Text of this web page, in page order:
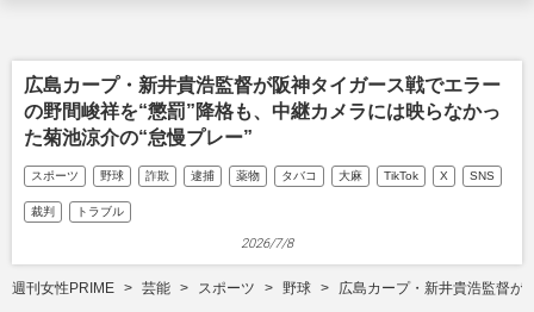
広島カープ・新井貴浩監督が阪神タイガース戦でエラー
の野間峻祥を“懲罰”降格も、中継カメラには映らなかっ
た菊池涼介の“怠慢プレー”
スポーツ 野球 詐欺 逮捕 薬物 タバコ 大麻 TikTok X SNS
裁判 トラブル
2026/7/8
週刊女性PRIME 芸能 スポーツ 野球 広島カープ・新井貴浩監督が